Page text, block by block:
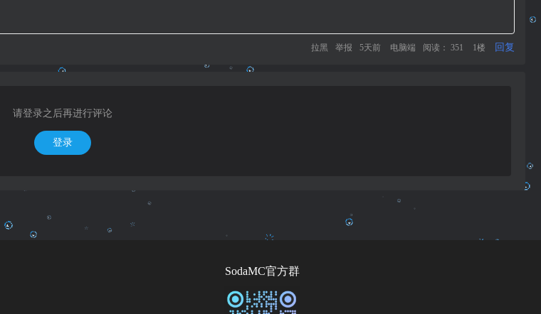
拉黑 举报 5天前 电脑端 阅读： 351 1楼 回复
请登录之后再进行评论
登录
SodaMC官方群